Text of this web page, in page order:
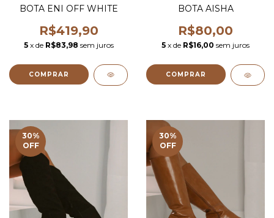
BOTA ENI OFF WHITE
R$419,90
5 x de R$83,98 sem juros
BOTA AISHA
R$80,00
5 x de R$16,00 sem juros
COMPRAR
30%
OFF
30%
OFF